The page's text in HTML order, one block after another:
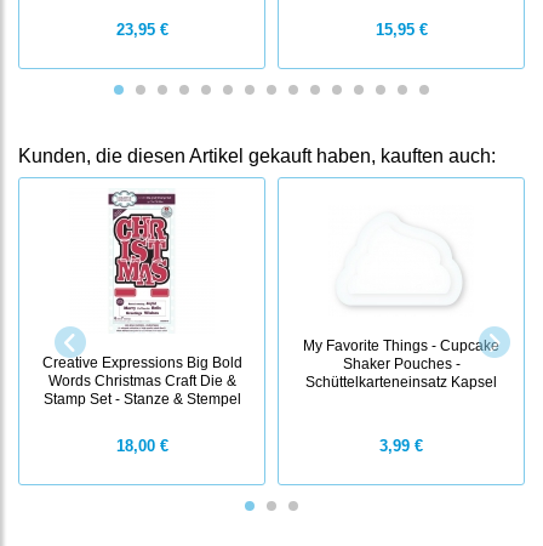
23,95 € 15,95 €
Kunden, die diesen Artikel gekauft haben, kauften auch:
Creative Expressions Big Bold
Words Christmas Craft Die &
Stamp Set - Stanze & Stempel
18,00 €
My Favorite Things - Cupcake
Shaker Pouches -
Schüttelkarteneinsatz Kapsel
3,99 €